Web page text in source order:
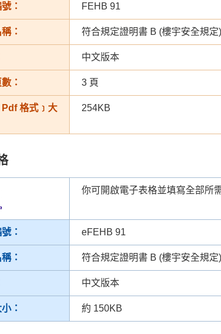
： FEHB 91
： 符合規定證明書 B (樓宇安全規定)
中文版本
： 3 頁
格式﹞大
254KB
你可開啟電子表格並填寫全部所
： eFEHB 91
： 符合規定證明書 B (樓宇安全規定)
中文版本
： 約 150KB